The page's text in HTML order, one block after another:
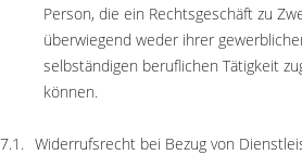
Person, die ein Rechtsgeschäft zu
überwiegend weder ihrer
selbständigen beruflichen Tätigkeit
können.
Widerrufsrecht bei Bezug von